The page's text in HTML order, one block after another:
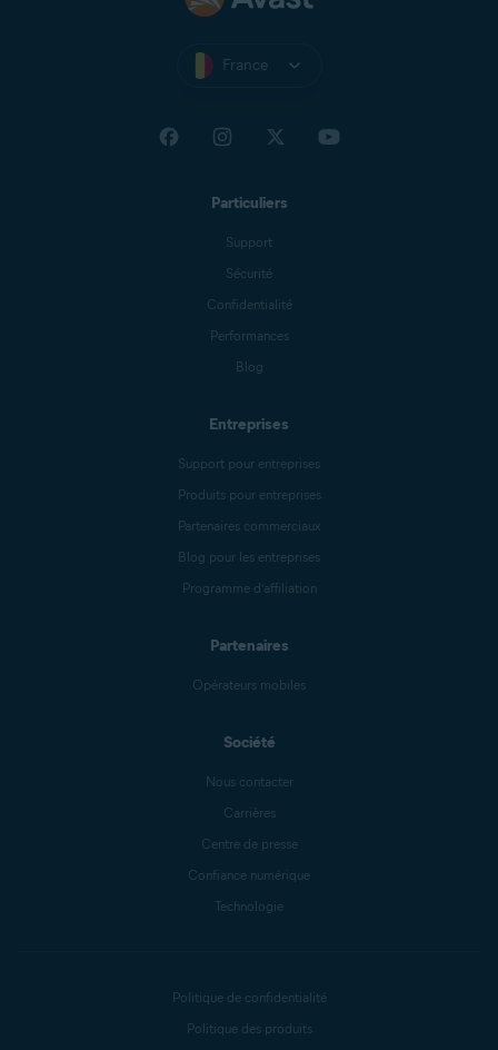
France
Particuliers
Support
Sécurité
Confidentialité
Performances
Blog
Entreprises
Support pour entreprises
Produits pour entreprises
Partenaires commerciaux
Blog pour les entreprises
Programme d’affiliation
Partenaires
Opérateurs mobiles
Société
Nous contacter
Carrières
Centre de presse
Confiance numérique
Technologie
Politique de confidentialité
Politique des produits